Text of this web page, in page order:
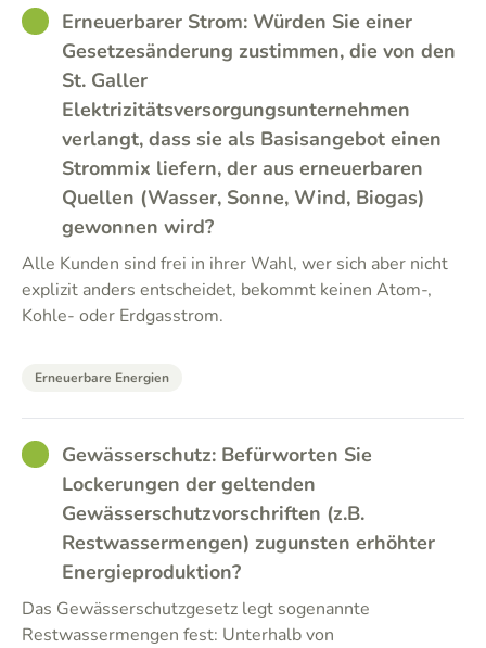
GOODErneuerbarer Strom: Würden Sie einer
Gesetzesänderung zustimmen, die von den
St. Galler
Elektrizitätsversorgungsunternehmen
verlangt, dass sie als Basisangebot einen
Strommix liefern, der aus erneuerbaren
Quellen (Wasser, Sonne, Wind, Biogas)
gewonnen wird?
Alle Kunden sind frei in ihrer Wahl, wer sich aber nicht
explizit anders entscheidet, bekommt keinen Atom-,
Kohle- oder Erdgasstrom.
Erneuerbare Energien
GOODGewässerschutz: Befürworten Sie
Lockerungen der geltenden
Gewässerschutzvorschriften (z.B.
Restwassermengen) zugunsten erhöhter
Energieproduktion?
Das Gewässerschutzgesetz legt sogenannte
Restwassermengen fest: Unterhalb von